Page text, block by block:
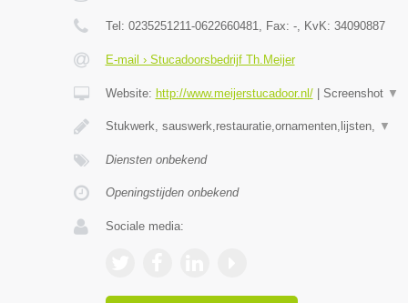
Tel: 0235251211-0622660481, Fax: -, KvK: 34090887
E-mail › Stucadoorsbedrijf Th.Meijer
Website: http://www.meijerstucadoor.nl/| Screenshot ▼
Stukwerk, sauswerk,restauratie,ornamenten,lijsten, ▼
Diensten onbekend
Openingstijden onbekend
Sociale media: